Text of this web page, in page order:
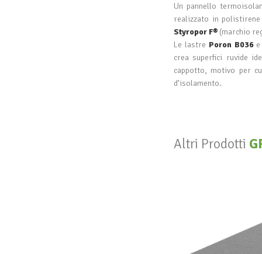
Un pannello
realizzato in
Styropor F® (marchio
Le lastre Poron B036
crea superfici ruvide
cappotto, motivo per
d’isolamento.
Altri Prodotti
EPS